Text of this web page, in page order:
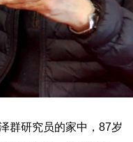
群研究员的家中，87岁